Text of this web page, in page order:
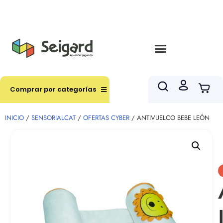
Comprar por categorías
INICIO / SENSORIALCAT / OFERTAS CYBER / ANTIVUELCO BEBE LEÓN